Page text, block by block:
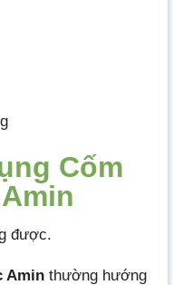
Cốm
được.
Amin thường hướng